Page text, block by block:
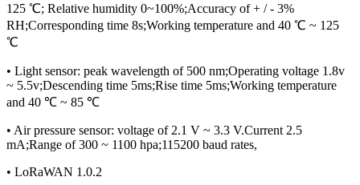
125 ℃; Relative humidity 0~100%;Accuracy of + / - 3%
RH;Corresponding time 8s;Working temperature and 40 ℃ ~ 125
℃
• Light sensor: peak wavelength of 500 nm;Operating voltage 1.8v
~ 5.5v;Descending time 5ms;Rise time 5ms;Working temperature
and 40 ℃ ~ 85 ℃
• Air pressure sensor: voltage of 2.1 V ~ 3.3 V.Current 2.5
mA;Range of 300 ~ 1100 hpa;115200 baud rates,
• LoRaWAN 1.0.2